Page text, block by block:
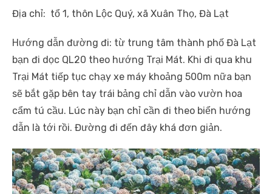
Địa chỉ: tổ 1, thôn Lộc Quý, xã Xuân Thọ, Đà Lạt
Hướng dẫn đường đi: từ trung tâm thành phố Đà Lạt
bạn đi dọc QL20 theo hướng Trại Mát. Khi đi qua khu
Trại Mát tiếp tục chạy xe máy khoảng 500m nữa bạn
sẽ bắt gặp bên tay trái bảng chỉ dẫn vào vườn hoa
cẩm tú cầu. Lúc này bạn chỉ cần đi theo biển hướng
dẫn là tới rồi. Đường đi đến đây khá đơn giản.